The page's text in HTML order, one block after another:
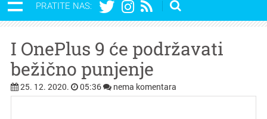
PRATITE NAS:
I OnePlus 9 će podržavati
bežično punjenje
25. 12. 2020. 05:36 nema komentara